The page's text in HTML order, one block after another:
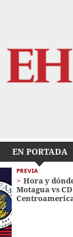
EN PORTADA
PREVIA
Hora y
Motagua vs